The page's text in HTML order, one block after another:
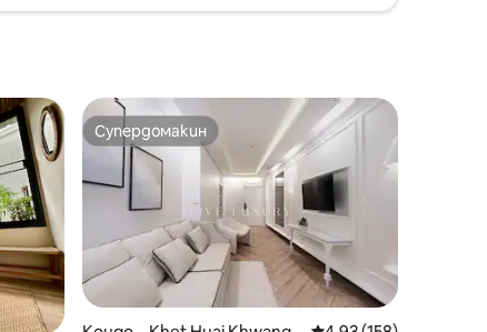
Супердомакин
Супердомакин